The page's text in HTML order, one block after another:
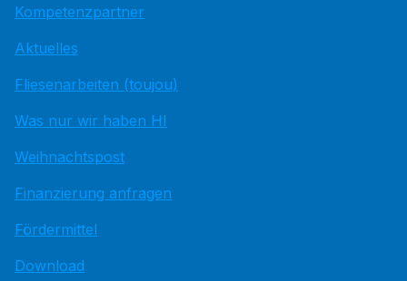
Kompetenzpartner
Aktuelles
Fliesenarbeiten (toujou)
Was nur wir haben HI
Weihnachtspost
Finanzierung anfragen
Fördermittel
Download